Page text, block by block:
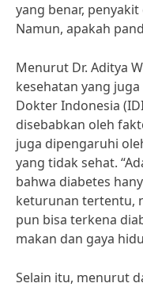
yang benar,
Namun, apakah
Menurut Dr. Aditya
kesehatan yang
Dokter Indonesia
disebabkan oleh
juga dipengaruhi
yang tidak sehat.
bahwa diabetes
keturunan tertentu,
pun bisa terkena
makan dan gaya
Selain itu, menurut